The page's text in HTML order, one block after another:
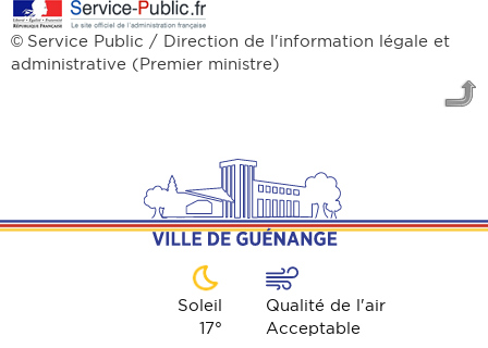
© Service Public / Direction de l'information légale et
administrative (Premier ministre)
Soleil
17°
Qualité de l'air
Acceptable